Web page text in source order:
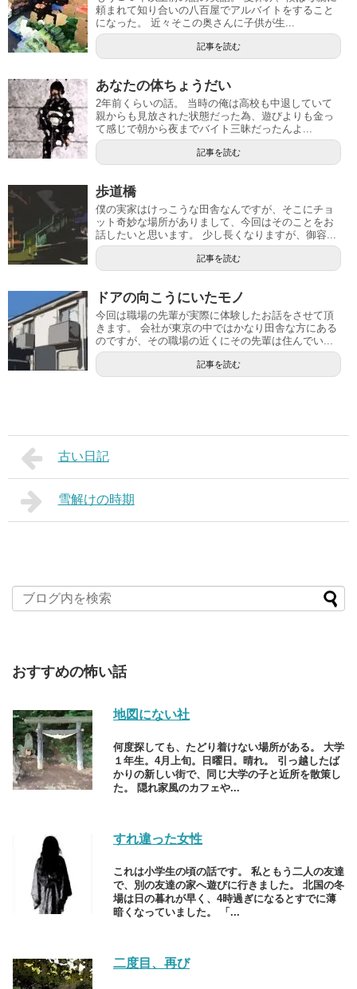
頼まれて知り合いの八百屋でアルバイトをすること
になった。 近々そこの奥さんに子供が生...
記事を読む
あなたの体ちょうだい
2年前くらいの話。 当時の俺は高校も中退していて
親からも見放された状態だった為、遊びよりも金っ
て感じで朝から夜までバイト三昧だったんよ...
記事を読む
歩道橋
僕の実家はけっこうな田舎なんですが、そこにチョ
ット奇妙な場所がありまして、今回はそのことをお
話したいと思います。 少し長くなりますが、御容...
記事を読む
ドアの向こうにいたモノ
今回は職場の先輩が実際に体験したお話をさせて頂
きます。 会社が東京の中ではかなり田舎な方にある
のですが、その職場の近くにその先輩は住んでい...
記事を読む
古い日記
雪解けの時期
おすすめの怖い話
地図にない社
何度探しても、たどり着けない場所がある。 大学
１年生。4月上旬。日曜日。晴れ。 引っ越したば
かりの新しい街で、同じ大学の子と近所を散策し
た。 隠れ家風のカフェや...
すれ違った女性
これは小学生の頃の話です。 私ともう二人の友達
で、別の友達の家へ遊びに行きました。 北国の冬
場は日の暮れが早く、4時過ぎになるとすでに薄
暗くなっていました。 「...
二度目、再び